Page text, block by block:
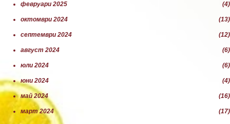
февруари 2025 4
октомври 2024 13
септември 2024 12
август 2024 6
юли 2024 6
юни 2024 4
май 2024 16
март 2024 17